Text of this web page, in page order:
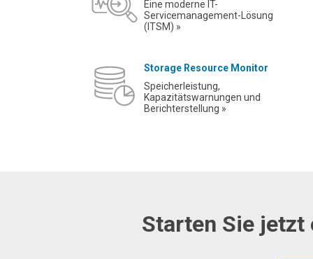
Eine moderne IT-
Servicemanagement-Lösung
(ITSM) »
Storage Resource Monitor
Speicherleistung,
Kapazitätswarnungen und
Berichterstellung »
Starten Sie jetzt